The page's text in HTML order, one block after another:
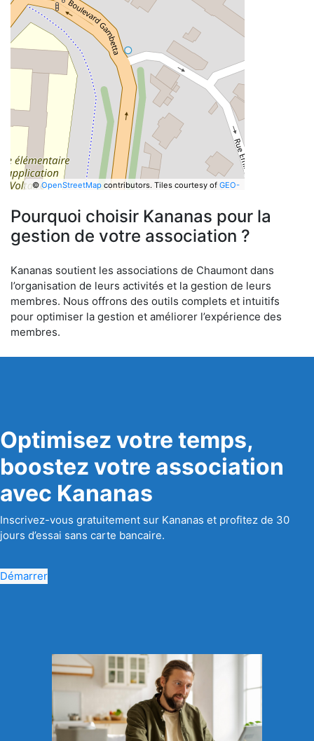
©OpenStreetMapcontributors. Tiles courtesy of GEO-
Pourquoi choisir Kananas pour la
gestion de votre association ?
Kananas soutient les associations de Chaumont dans
l’organisation de leurs activités et la gestion de leurs
membres. Nous offrons des outils complets et intuitifs
pour optimiser la gestion et améliorer l’expérience des
membres.
Optimisez votre temps,
boostez votre association
avec Kananas
Inscrivez-vous gratuitement sur Kananas et profitez de 30
jours d’essai sans carte bancaire.
Démarrer